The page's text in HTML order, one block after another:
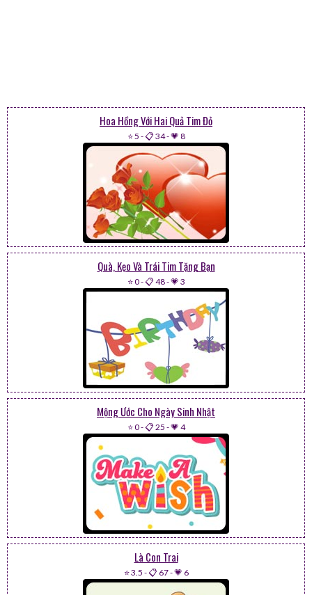
Hoa Hồng Với Hai Quả Tim Đỏ
⭐ 5 -📋 34-💗 8
Quà, Kẹo Và Trái Tim Tặng Bạn
⭐ 0-📋 48-💗 3
Mộng Ước Cho Ngày Sinh Nhật
⭐ 0-📋 25 -💗 4
Là Con Trai
⭐ 3.5 -📋 67-💗 6